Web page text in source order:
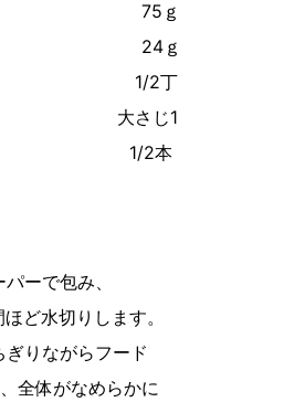
ｇ
24ｇ
2丁
プ 大さじ1
1/2本
ーで包み、
ど水切りします。
りながらフード
全体がなめらかに